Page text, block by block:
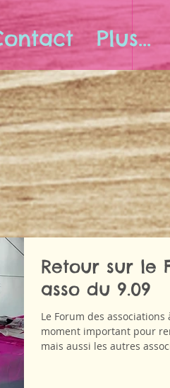
Plus...
Retour sur le
asso du 9.09
Le Forum des associations
moment important pour
mais aussi les autres